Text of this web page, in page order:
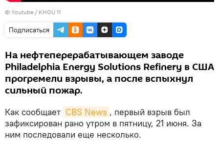
© Youtube / KHOU 11
Подписаться
На нефтеперерабатывающем заводе
Philadelphia Energy Solutions Refinery в США
прогремели взрывы, а после вспыхнул
сильный пожар.
Как сообщает CBS News , первый взрыв был
зафиксирован рано утром в пятницу, 21 июня. За
ним последовали еще несколько.